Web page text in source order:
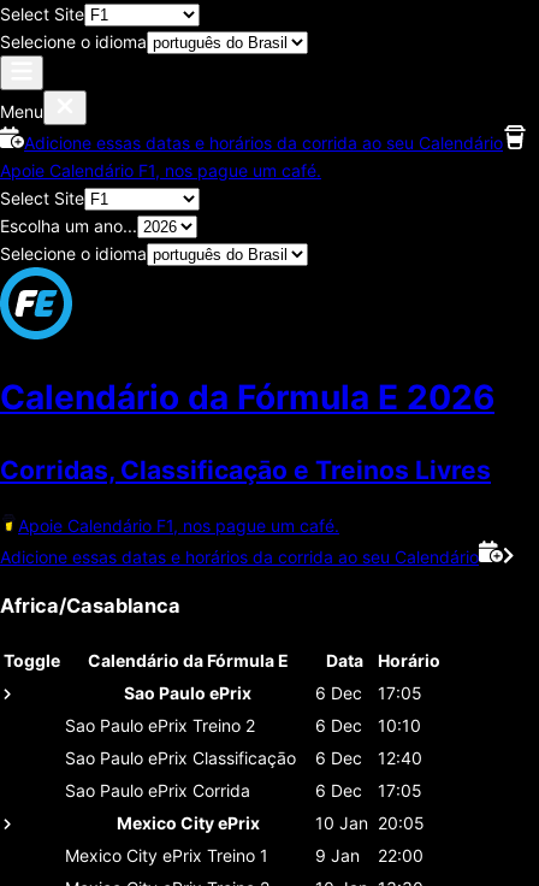
Select Site
Selecione o idioma
Menu
Adicione essas datas e horários da corrida ao seu Calendário
Apoie Calendário F1, nos pague um café.
Select Site
Escolha um ano...
Selecione o idioma
Calendário da Fórmula E 2026
Corridas, Classificaçāo e Treinos Livres
Apoie Calendário F1, nos pague um café.
Adicione essas datas e horários da corrida ao seu Calendário
Africa/Casablanca
Toggle Calendário da Fórmula E Data
Horário
Sao Paulo ePrix
6 Dec
17:05
Sao Paulo ePrix Treino 2 6 Dec
10:10
Sao Paulo ePrix Classificaçāo 6 Dec
12:40
Sao Paulo ePrix Corrida 6 Dec
17:05
Mexico City ePrix
10 Jan 20:05
Mexico City ePrix Treino 1 9 Jan
22:00